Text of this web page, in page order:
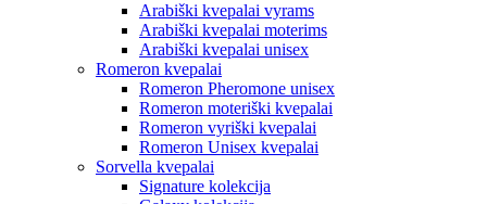
Arabiški kvepalai vyrams
Arabiški kvepalai moterims
Arabiški kvepalai unisex
Romeron kvepalai
Romeron Pheromone unisex
Romeron moteriški kvepalai
Romeron vyriški kvepalai
Romeron Unisex kvepalai
Sorvella kvepalai
Signature kolekcija